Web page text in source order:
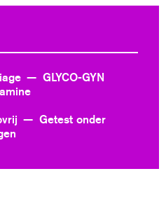
GLYCO-GYN
Getest onder